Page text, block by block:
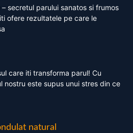
secretul parului sanatos si frumos
ofere rezultatele pe care le
care iti transforma parul! Cu
nostru este supus unui stres din ce
natural